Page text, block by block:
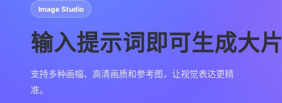
Image Studio
输入提示词即可生成大片
支持多种画幅、高清画质和参考图，让视觉表达更精
准。